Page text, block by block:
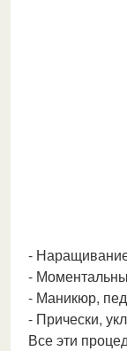
-
-
- Маникюр,
- Прически,
Все эти